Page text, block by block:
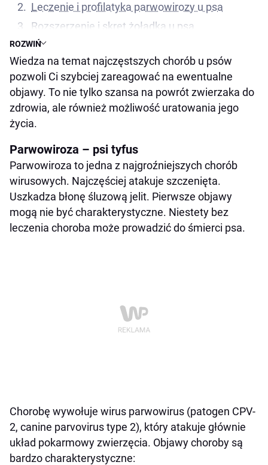
ROZWIŃ
Leczenie i profilatyka parwowirozy u psa
Rozszerzenie i skręt żołądka u psa
Jakie są przyczyny ostrego rozszerzenia
żołądka u psa?
Objawy i leczenie skrętu żołądka u psa
Choroba zwyrodnieniowa stawów u psa
Objawy choroby zwyrodnieniowej u psów i
Czy można wyleczyć chore stawy u psa?
Nosówka u psa
Jakie są objawy nosówki u psów?
Leczenie nosówki
Czy nosowka jest groźna?
Jak leczyć cukrzycę u psa?
Najczęstsze choroby u psów – wnioski
końcowe
Wiedza na temat najczęstszych chorób u psów
pozwoli Ci szybciej zareagować na ewentualne
objawy. To nie tylko szansa na powrót zwierzaka do
zdrowia, ale również możliwość uratowania jego
życia.
Parwowiroza – psi tyfus
Parwowiroza to jedna z najgroźniejszych chorób
wirusowych. Najczęściej atakuje szczenięta.
Uszkadza błonę śluzową jelit. Pierwsze objawy
mogą nie być charakterystyczne. Niestety bez
leczenia choroba może prowadzić do śmierci psa.
Chorobę wywołuje wirus parwowirus (patogen CPV-
2, canine parvovirus type 2), który atakuje głównie
układ pokarmowy zwierzęcia. Objawy choroby są
bardzo charakterystyczne: